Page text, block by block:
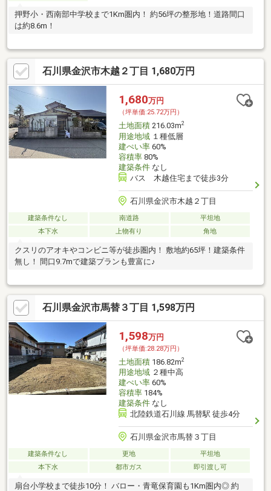
押野小・西南部中学校まで1Km圏内！ 約56坪の整形地！道路間口
は約8.6m！
石川県金沢市木越２丁目 1,680万円
1,680万円
（坪単価:25.72万円）
土地面積216.03m2
用途地域１種低層
建ぺい率60%
容積率80%
建築条件なし
バス 木越住宅まで徒歩3分
石川県金沢市木越２丁目
建築条件なし 南道路
平坦地
本下水
上物有り 角地
クスリのアオキやコンビニ等が徒歩圏内！ 敷地約65坪！建築条件
無し！ 間口9.7mで建築プランも豊富に♪
石川県金沢市馬替３丁目 1,598万円
1,598万円
（坪単価:28.28万円）
土地面積186.82m2
用途地域２種中高
建ぺい率60%
容積率184%
建築条件なし
北陸鉄道石川線 馬替駅 徒歩4分
石川県金沢市馬替３丁目
建築条件なし 更地
平坦地
本下水
都市ガス 即引渡し可
扇台小学校まで徒歩10分！ バロー・青竜保育園も1Km圏内◎ 約